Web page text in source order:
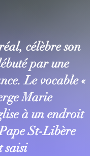
célèbre son
par une
Le vocable «
Marie
à un endroit
St-Libère
saisi